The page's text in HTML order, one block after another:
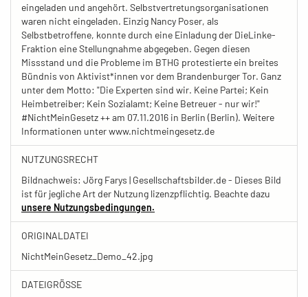
eingeladen und angehört. Selbstvertretungsorganisationen
waren nicht eingeladen. Einzig Nancy Poser, als
Selbstbetroffene, konnte durch eine Einladung der DieLinke-
Fraktion eine Stellungnahme abgegeben. Gegen diesen
Missstand und die Probleme im BTHG protestierte ein breites
Bündnis von Aktivist*innen vor dem Brandenburger Tor. Ganz
unter dem Motto: "Die Experten sind wir. Keine Partei; Kein
Heimbetreiber; Kein Sozialamt; Keine Betreuer - nur wir!"
#NichtMeinGesetz ++ am 07.11.2016 in Berlin (Berlin). Weitere
Informationen unter www.nichtmeingesetz.de
NUTZUNGSRECHT
Bildnachweis: Jörg Farys | Gesellschaftsbilder.de - Dieses Bild
ist für jegliche Art der Nutzung lizenzpflichtig. Beachte dazu
unsere Nutzungsbedingungen.
ORIGINALDATEI
NichtMeinGesetz_Demo_42.jpg
DATEIGRÖSSE